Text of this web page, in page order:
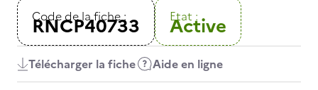
Code de la fiche :
RNCP40733 Etat :
Active
Télécharger la fiche Aide en ligne